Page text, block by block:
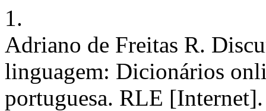
1.
Adriano de Freitas R.
linguagem: Dicionários
portuguesa. RLE